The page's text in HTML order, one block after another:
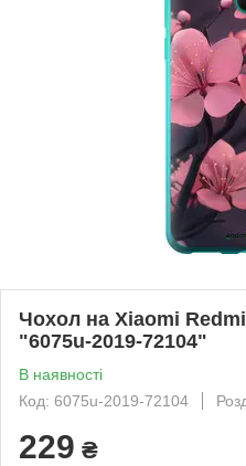
Чохол на Xiaomi
"6075u-2019-72104"
В наявності
Код: 6075u-2019-72104
229 ₴